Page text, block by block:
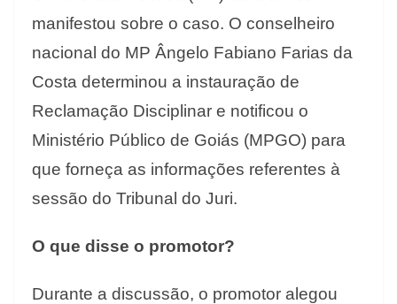
manifestou sobre o caso. O conselheiro
nacional do MP Ângelo Fabiano Farias da
Costa determinou a instauração de
Reclamação Disciplinar e notificou o
Ministério Público de Goiás (MPGO) para
que forneça as informações referentes à
sessão do Tribunal do Juri.
O que disse o promotor?
Durante a discussão, o promotor alegou